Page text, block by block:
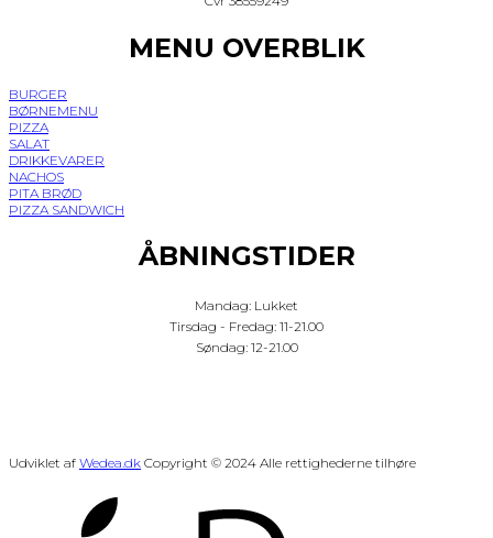
MENU OVERBLIK
BURGER
BØRNEMENU
PIZZA
SALAT
DRIKKEVARER
NACHOS
PITA BRØD
PIZZA SANDWICH
ÅBNINGSTIDER
Mandag: Lukket
Tirsdag - Fredag: 11-21.00
Søndag: 12-21.00
Udviklet af Wedea.dk Copyright © 2024 Alle rettighederne tilhøre